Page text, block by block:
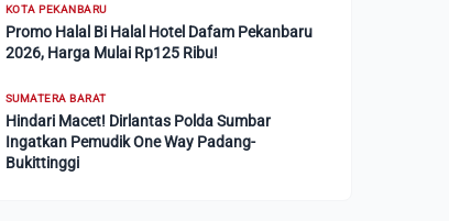
KOTA PEKANBARU
Promo Halal Bi Halal Hotel Dafam Pekanbaru
2026, Harga Mulai Rp125 Ribu!
SUMATERA BARAT
Hindari Macet! Dirlantas Polda Sumbar
Ingatkan Pemudik One Way Padang-
Bukittinggi